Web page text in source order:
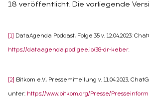
18 veröffentlicht. Die vorliegende
[1] DataAgenda Podcast, Folge 35 v. 12.04.2023:
https://dataagenda.podigee.io/38-dr-keber.
[2] Bitkom e.V., Pressemitteilung v. 11.04.2023,
unter: https://www.bitkom.org/Presse/